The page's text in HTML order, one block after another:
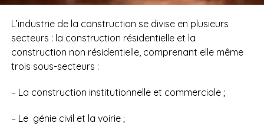
L’industrie de la construction se divise en plusieurs
secteurs : la construction résidentielle et la
construction non résidentielle, comprenant elle même
trois sous-secteurs :
– La construction institutionnelle et commerciale ;
– Le génie civil et la voirie ;